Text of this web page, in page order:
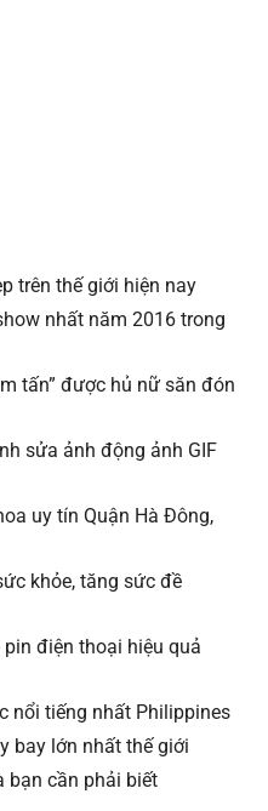
trên thế giới hiện nay
nhất năm 2016 trong
tấn” được hủ nữ săn đón
sửa ảnh động ảnh GIF
uy tín Quận Hà Đông,
khỏe, tăng sức đề
điện thoại hiệu quả
nổi tiếng nhất Philippines
bay lớn nhất thế giới
bạn cần phải biết